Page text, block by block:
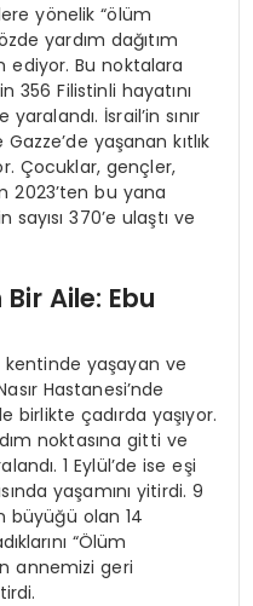
yönelik “ölüm
yardım dağıtım
ediyor. Bu noktalara
356 Filistinli hayatını
İsrail’in sınır
yaşanan kıtlık
Çocuklar, gençler,
2023’ten bu yana
370’e ulaştı ve
Aile: Ebu
kentinde yaşayan ve
Hastanesi’nde
birlikte çadırda yaşıyor.
noktasına gitti ve
1 Eylül’de ise eşi
yaşamını yitirdi. 9
olan 14
“Ölüm
annemizi geri